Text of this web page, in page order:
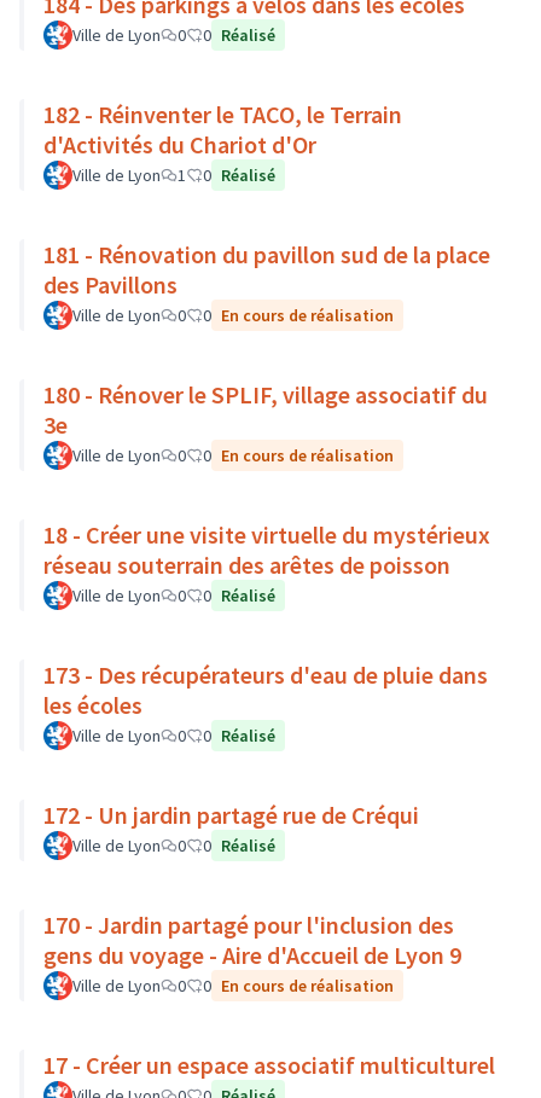
Ville de Lyon 0 0 Réalisé
182 - Réinventer le TACO, le Terrain
d'Activités du Chariot d'Or
Ville de Lyon 1 0 Réalisé
181 - Rénovation du pavillon sud de la place
des Pavillons
Ville de Lyon 0 0 En cours de réalisation
180 - Rénover le SPLIF, village associatif du
3e
Ville de Lyon 0 0 En cours de réalisation
18 - Créer une visite virtuelle du mystérieux
réseau souterrain des arêtes de poisson
Ville de Lyon 0 0 Réalisé
173 - Des récupérateurs d'eau de pluie dans
les écoles
Ville de Lyon 0 0 Réalisé
172 - Un jardin partagé rue de Créqui
Ville de Lyon 0 0 Réalisé
170 - Jardin partagé pour l'inclusion des
gens du voyage - Aire d'Accueil de Lyon 9
Ville de Lyon 0 0 En cours de réalisation
17 - Créer un espace associatif multiculturel